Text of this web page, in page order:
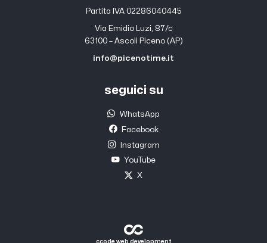
Partita IVA 02286040445
Via Emidio Luzi, 87/c
63100 – Ascoli Piceno (AP)
info@picenotime.it
seguici su
WhatsApp
Facebook
Instagram
YouTube
X